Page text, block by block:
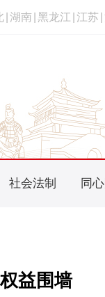
湖南 黑龙江 江苏
社会法制 同
益围墙